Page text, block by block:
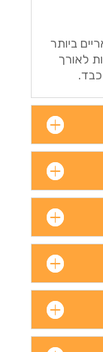
ביותר
לאורך